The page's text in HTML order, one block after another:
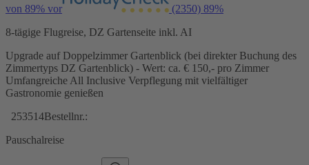
von 89% vor (2350) 89%
8-tägige Flugreise, DZ Gartenseite inkl. AI
Upgrade auf Doppelzimmer Gartenblick (bei direkter Buchung des
Zimmertyps DZ Gartenblick) - Wert: ca. € 150,- pro Zimmer
Umfangreiche All Inclusive Verpflegung mit vielfältiger
Gastronomie genießen
253514Bestellnr.:
Pauschalreise